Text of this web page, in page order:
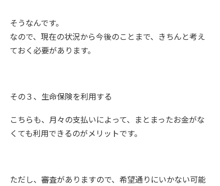
そうなんです。
なので、現在の状況から今後のことまで、きちんと考え
ておく必要があります。
その３、生命保険を利用する
こちらも、月々の支払いによって、まとまったお金がな
くても利用できるのがメリットです。
ただし、審査がありますので、希望通りにいかない可能